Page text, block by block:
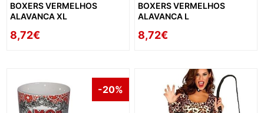
BOXERS VERMELHOS
ALAVANCA XL
8,72€
BOXERS VERMELHOS
ALAVANCA L
8,72€
-20%